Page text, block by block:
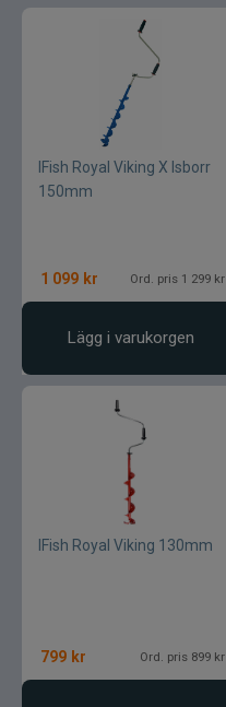
IFish Royal Viking X Isborr
150mm
1 099 kr Ord. pris 1 299 kr
Lägg i varukorgen
IFish Royal Viking 130mm
799 kr Ord. pris 899 kr